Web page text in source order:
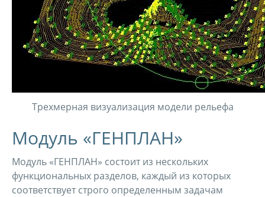
Трехмерная визуализация модели рельефа
Модуль «ГЕНПЛАН»
Модуль «ГЕНПЛАН» состоит из нескольких
функциональных разделов, каждый из которых
соответствует строго определенным задачам